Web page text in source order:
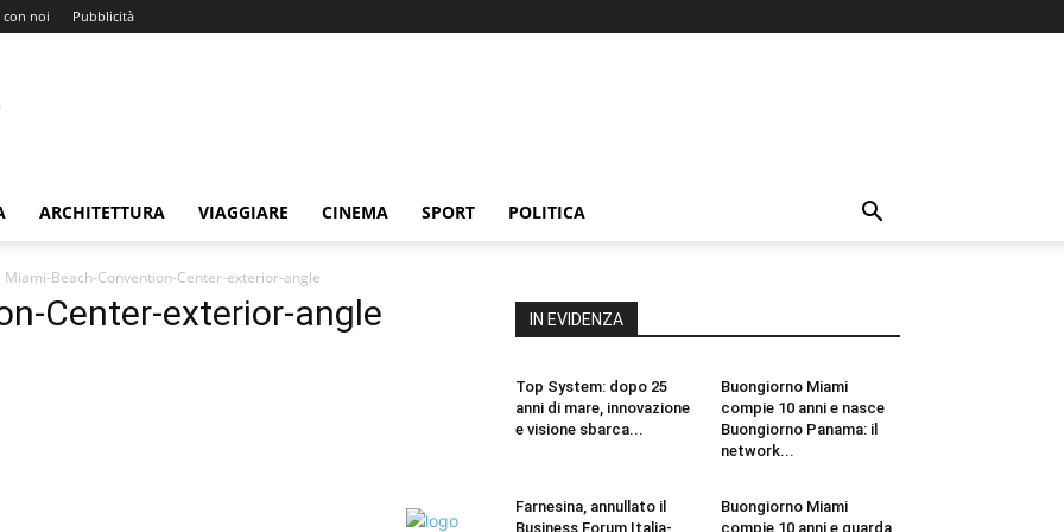
con noi Pubblicità
ARCHITETTURA VIAGGIARE CINEMA SPORT POLITICA
Miami-Beach-Convention-Center-exterior-angle
Center-exterior-angle IN EVIDENZA
Top System: dopo 25
anni di mare, innovazione
e visione sbarca...
Buongiorno Miami
compie 10 anni e nasce
Buongiorno Panama: il
network...
Farnesina, annullato il
Business Forum Italia-
Buongiorno Miami
compie 10 anni e guarda